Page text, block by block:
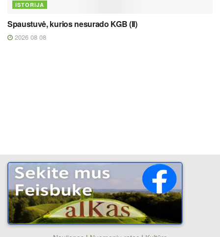
ISTORIJA
Spaustuvė, kurios nesurado KGB (II)
2026 08 08